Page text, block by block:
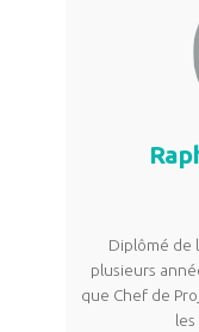
Diplômé de
plusieurs
que Chef de